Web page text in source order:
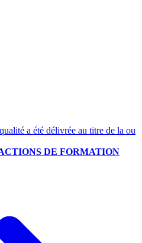
a été délivrée au titre de la ou
DE FORMATION